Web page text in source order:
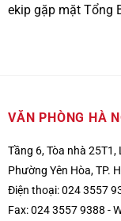
ekip gặp mặt Tổng
VĂN PHÒNG HÀ
Tầng 6, Tòa nhà
Phường Yên Hòa, TP.
Điện thoại: 024 3557
Fax: 024 3557 9388 -